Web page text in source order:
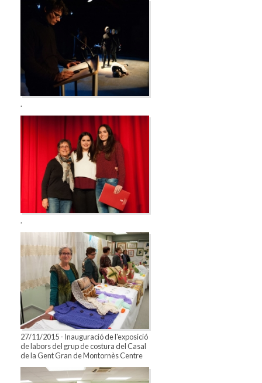
.
.
27/11/2015 - Inauguració de l'exposició
de labors del grup de costura del Casal
de la Gent Gran de Montornès Centre